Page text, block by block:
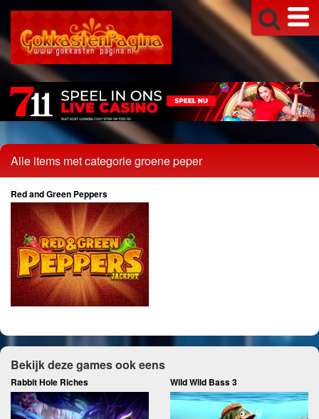
Alle items met categorie groene peper
Red and Green Peppers
Bekijk deze games ook eens
Rabbit Hole Riches Wild Wild Bass 3